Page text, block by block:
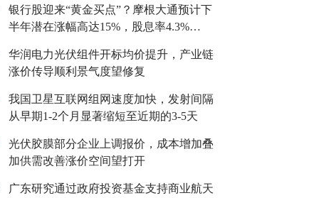
银行股迎来“黄金买点”？摩根大通预计下
半年潜在涨幅高达15%，股息率4.3%
华润电力光伏组件开标均价提升，产业链
涨价传导顺利景气度望修复
我国卫星互联网组网速度加快，发射间隔
从早期1-2个月显著缩短至近期的3-5天
光伏胶膜部分企业上调报价，成本增加叠
加供需改善涨价空间望打开
广东研究通过政府投资基金支持商业航天